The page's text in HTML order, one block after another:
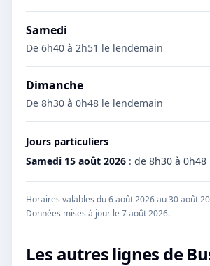
Samedi
De 6h40 à 2h51 le lendemain
Dimanche
De 8h30 à 0h48 le lendemain
Jours particuliers
Samedi 15 août 2026 : de 8h30 à
Horaires valables du 6 août 2026 au 30 août
Données mises à jour le 7 août 2026.
Les autres lignes de